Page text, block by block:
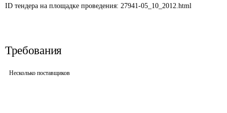
ID тендера на площадке проведения: 27941-05_10_2012.html
Требования
Несколько поставщиков